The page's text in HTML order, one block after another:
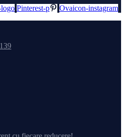
Pinterest-p Ovaicon-instagram